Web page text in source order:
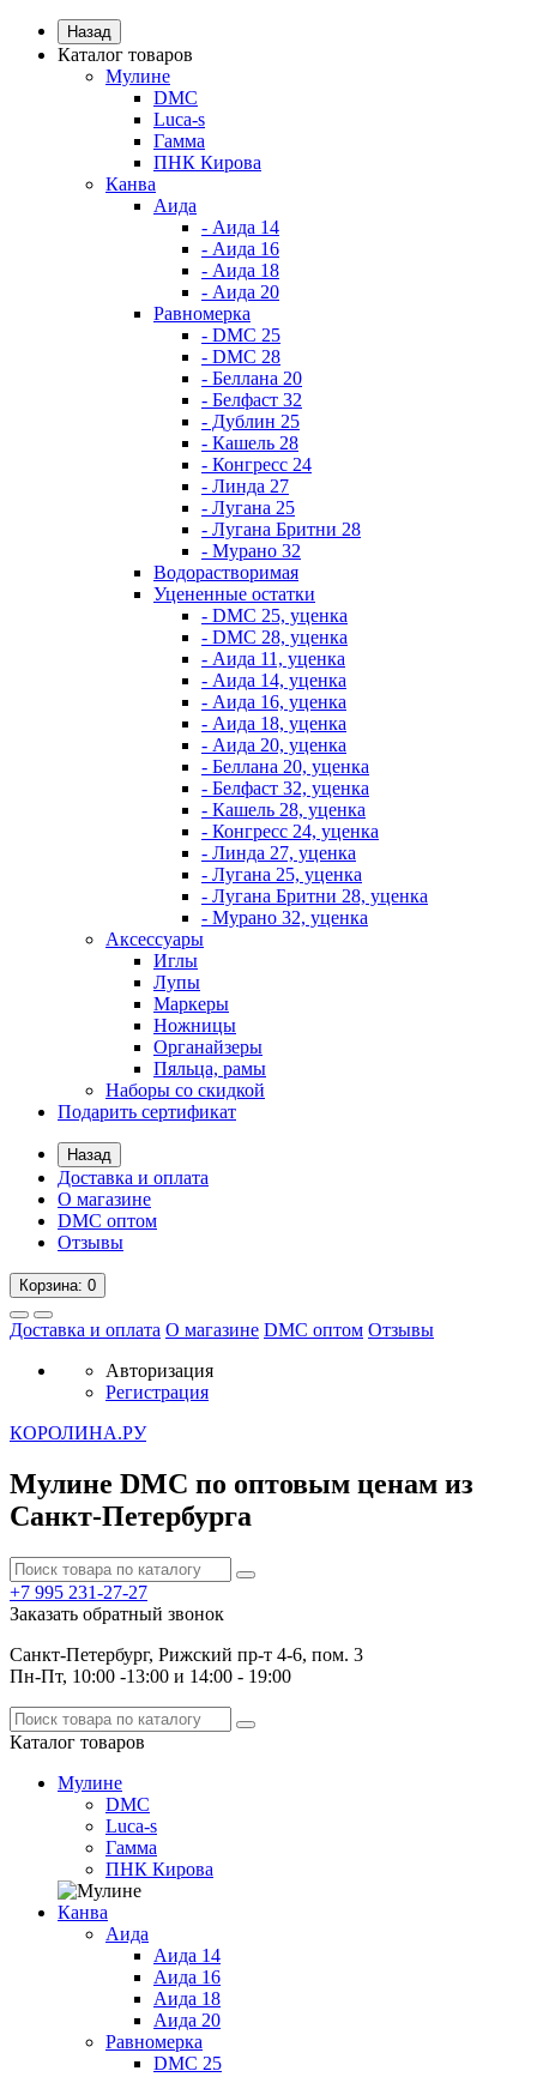
Назад
Каталог товаров
Мулине
DMC
Luca-s
Гамма
ПНК Кирова
Канва
Аида
- Аида 14
- Аида 16
- Аида 18
- Аида 20
Равномерка
- DMC 25
- DMC 28
- Беллана 20
- Белфаст 32
- Дублин 25
- Кашель 28
- Конгресс 24
- Линда 27
- Лугана 25
- Лугана Бритни 28
- Мурано 32
Водорастворимая
Уцененные остатки
- DMC 25, уценка
- DMC 28, уценка
- Аида 11, уценка
- Аида 14, уценка
- Аида 16, уценка
- Аида 18, уценка
- Аида 20, уценка
- Беллана 20, уценка
- Белфаст 32, уценка
- Кашель 28, уценка
- Конгресс 24, уценка
- Линда 27, уценка
- Лугана 25, уценка
- Лугана Бритни 28, уценка
- Мурано 32, уценка
Аксессуары
Иглы
Лупы
Маркеры
Ножницы
Органайзеры
Пяльца, рамы
Наборы со скидкой
Подарить сертификат
Назад
Доставка и оплата
О магазине
DMC оптом
Отзывы
Корзина: 0
Доставка и оплата О магазине DMC оптом Отзывы
Авторизация
Регистрация
КОРОЛИНА.РУ
Мулине DMC по оптовым ценам из
Санкт-Петербурга
+7 995 231-27-27
Заказать обратный звонок
Санкт-Петербург, Рижский пр-т 4-6, пом. 3
Пн-Пт, 10:00 -13:00 и 14:00 - 19:00
Каталог товаров
Мулине
DMC
Luca-s
Гамма
ПНК Кирова
Канва
Аида
Аида 14
Аида 16
Аида 18
Аида 20
Равномерка
DMC 25